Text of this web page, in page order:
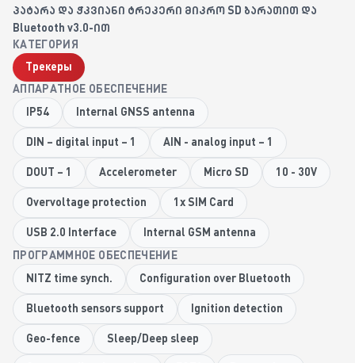
პატარა და ჭკვიანი ტრეკერი მიკრო SD ბარათით და
Bluetooth v3.0-ით
КАТЕГОРИЯ
Трекеры
АППАРАТНОЕ ОБЕСПЕЧЕНИЕ
IP54 Internal GNSS antenna
DIN – digital input – 1 AIN - analog input – 1
DOUT – 1 Accelerometer Micro SD 10 - 30V
Overvoltage protection 1x SIM Card
USB 2.0 Interface Internal GSM antenna
ПРОГРАММНОЕ ОБЕСПЕЧЕНИЕ
NITZ time synch. Configuration over Bluetooth
Bluetooth sensors support Ignition detection
Geo-fence Sleep/Deep sleep